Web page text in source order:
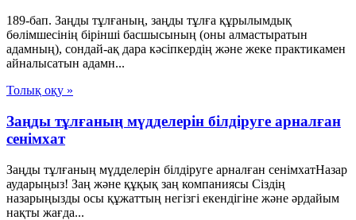
189-бап. Заңды тұлғаның, заңды тұлға құрылымдық
бөлімшесінің бірінші басшысының (оны алмастыратын
адамның), сондай-ақ дара кәсіпкердің және жеке практикамен
айналысатын адамн...
Толық оқу »
Заңды тұлғаның мүдделерін білдіруге арналған
сенімхат
Заңды тұлғаның мүдделерін білдіруге арналған сенімхатНазар
аударыңыз! Заң және құқық заң компаниясы Сіздің
назарыңызды осы құжаттың негізгі екендігіне және әрдайым
нақты жағда...